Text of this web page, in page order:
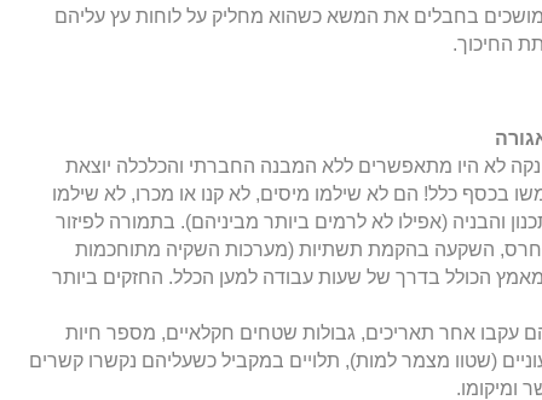
בחבלים את המשא כשהוא מחליק על לוחות עץ עליהם
החיכוך.
לא היו מתאפשרים ללא המבנה החברתי והכלכלה יוצאת
בכסף כלל! הם לא שילמו מיסים, לא קנו או מכרו, לא שילמו
והבניה (אפילו לא לרמים ביותר מביניהם). בתמורה לפיזור
חרס, השקעה בהקמת תשתיות (מערכות השקיה מתוחכמות
הכולל בדרך של שעות עבודה למען הכלל. החזקים ביותר
עקבו אחר תאריכים, גבולות שטחים חקלאיים, מספר חיות
(שטוו מצמר למות), תלויים במקביל כשעליהם נקשרו קשרים
ומיקומו.